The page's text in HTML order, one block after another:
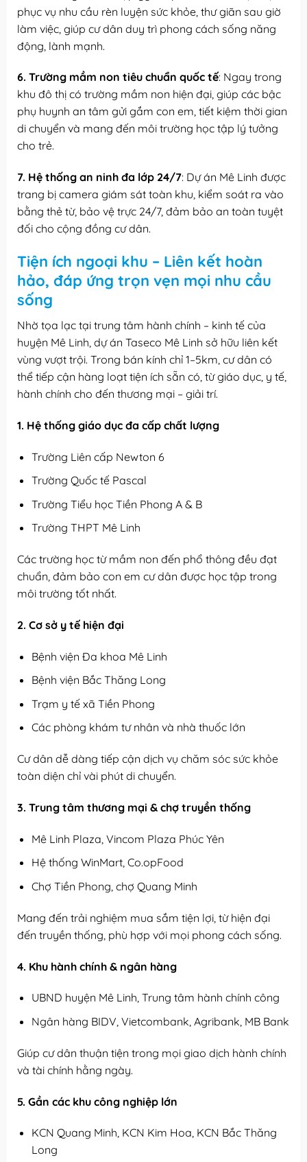
phục vụ nhu cầu rèn luyện sức khỏe, thư giãn sau giờ
làm việc, giúp cư dân duy trì phong cách sống năng
động, lành mạnh.
6. Trường mầm non tiêu chuẩn quốc tế: Ngay trong
khu đô thị có trường mầm non hiện đại, giúp các bậc
phụ huynh an tâm gửi gắm con em, tiết kiệm thời gian
di chuyển và mang đến môi trường học tập lý tưởng
cho trẻ.
7. Hệ thống an ninh đa lớp 24/7: Dự án Mê Linh được
trang bị camera giám sát toàn khu, kiểm soát ra vào
bằng thẻ từ, bảo vệ trực 24/7, đảm bảo an toàn tuyệt
đối cho cộng đồng cư dân.
Tiện ích ngoại khu – Liên kết hoàn
hảo, đáp ứng trọn vẹn mọi nhu cầu
sống
Nhờ tọa lạc tại trung tâm hành chính – kinh tế của
huyện Mê Linh, dự án Taseco Mê Linh sở hữu liên kết
vùng vượt trội. Trong bán kính chỉ 1–5km, cư dân có
thể tiếp cận hàng loạt tiện ích sẵn có, từ giáo dục, y tế,
hành chính cho đến thương mại – giải trí.
1. Hệ thống giáo dục đa cấp chất lượng
Trường Liên cấp Newton 6
Trường Quốc tế Pascal
Trường Tiểu học Tiền Phong A & B
Trường THPT Mê Linh
Các trường học từ mầm non đến phổ thông đều đạt
chuẩn, đảm bảo con em cư dân được học tập trong
môi trường tốt nhất.
2. Cơ sở y tế hiện đại
Bệnh viện Đa khoa Mê Linh
Bệnh viện Bắc Thăng Long
Trạm y tế xã Tiền Phong
Các phòng khám tư nhân và nhà thuốc lớn
Cư dân dễ dàng tiếp cận dịch vụ chăm sóc sức khỏe
toàn diện chỉ vài phút di chuyển.
3. Trung tâm thương mại & chợ truyền thống
Mê Linh Plaza, Vincom Plaza Phúc Yên
Hệ thống WinMart, Co.opFood
Chợ Tiền Phong, chợ Quang Minh
Mang đến trải nghiệm mua sắm tiện lợi, từ hiện đại
đến truyền thống, phù hợp với mọi phong cách sống.
4. Khu hành chính & ngân hàng
UBND huyện Mê Linh, Trung tâm hành chính công
Ngân hàng BIDV, Vietcombank, Agribank, MB Bank
Giúp cư dân thuận tiện trong mọi giao dịch hành chính
và tài chính hằng ngày.
5. Gần các khu công nghiệp lớn
KCN Quang Minh, KCN Kim Hoa, KCN Bắc Thăng
Long